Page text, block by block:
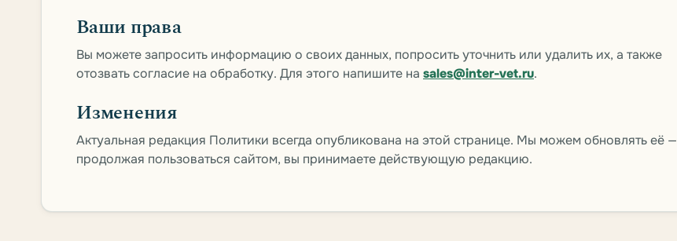
Ваши права
Вы можете запросить информацию о своих данных, попросить уточнить или удалить их, а также
отозвать согласие на обработку. Для этого напишите на sales@inter-vet.ru.
Изменения
Актуальная редакция Политики всегда опубликована на этой странице. Мы можем обновлять её —
продолжая пользоваться сайтом, вы принимаете действующую редакцию.